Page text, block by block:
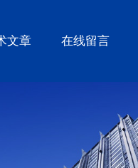
文章 在线留言